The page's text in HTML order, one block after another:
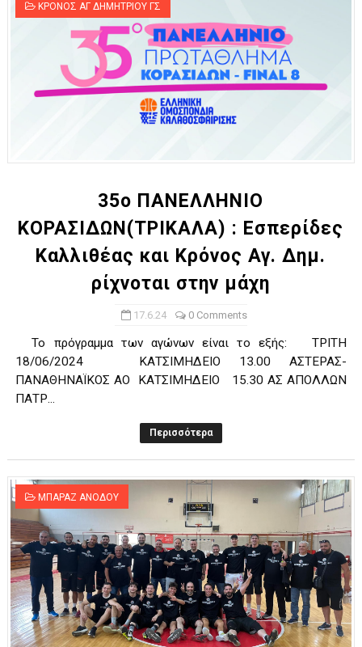
ΚΡΟΝΟΣ ΑΓ ΔΗΜΗΤΡΙΟΥ ΓΣ
35ο ΠΑΝΕΛΛΗΝΙΟ
ΚΟΡΑΣΙΔΩΝ(ΤΡΙΚΑΛΑ) : Εσπερίδες
Καλλιθέας και Κρόνος Αγ. Δημ.
ρίχνοται στην μάχη
17.6.24 0 Comments
Το πρόγραμμα των αγώνων είναι το εξής: ΤΡΙΤΗ
18/06/2024 ΚΑΤΣΙΜΗΔΕΙΟ 13.00 ΑΣΤΕΡΑΣ-
ΠΑΝΑΘΗΝΑΪΚΟΣ ΑΟ ΚΑΤΣΙΜΗΔΕΙΟ 15.30 ΑΣ ΑΠΟΛΛΩΝ
ΠΑΤΡ...
Περισσότερα
ΜΠΑΡΑΖ ΑΝΟΔΟΥ